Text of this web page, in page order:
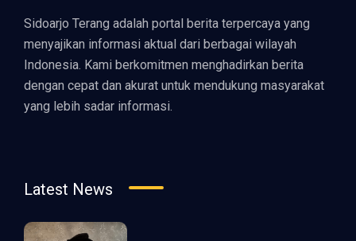
Sidoarjo Terang adalah portal berita terpercaya yang
menyajikan informasi aktual dari berbagai wilayah
Indonesia. Kami berkomitmen menghadirkan berita
dengan cepat dan akurat untuk mendukung masyarakat
yang lebih sadar informasi.
Latest News